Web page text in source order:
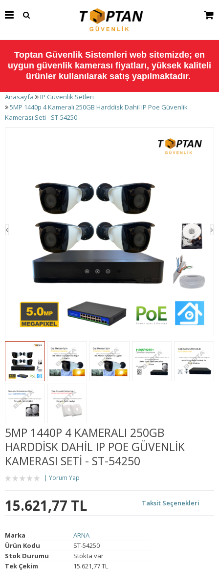
Toptan Güvenlik Sistemleri web sitemizde; en
uygun güvenlik kamerası fiyatları, yüksek kaliteli
ürünler kullanılarak satış yapılmaktadır.
Anasayfa
IP Güvenlik Setleri
5MP 1440p 4 Kameralı 250GB Harddisk Dahil IP Poe Güvenlik
Kamerası Seti - ST-54250
5MP 1440P 4 KAMERALI 250GB
HARDDISK DAHIL IP POE GÜVENLIK
KAMERASI SETI - ST-54250
Yorum Yap
15.621,77 TL Taksit Seçenekleri
Marka
ARNA
Ürün Kodu
ST-54250
Stok Durumu
Stokta var
Tek Çekim
15.621,77 TL